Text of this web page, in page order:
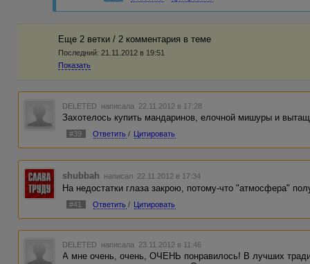
Еще 2 ветки / 2 комментария в темe
Последний: 21.11.2012 в 19:51
Показать
DELETED написала 22.11.2012 в 17:28
Захотелось купить мандаринов, елочной мишуры и
#39 Ответить / Цитировать
shubbah написал 22.11.2012 в 17:34
На недостатки глаза закрою, потому-что "атмосфера"
#41 Ответить / Цитировать
DELETED написала 23.11.2012 в 11:46
А мне очень, очень, ОЧЕНЬ понравилось! В лучших